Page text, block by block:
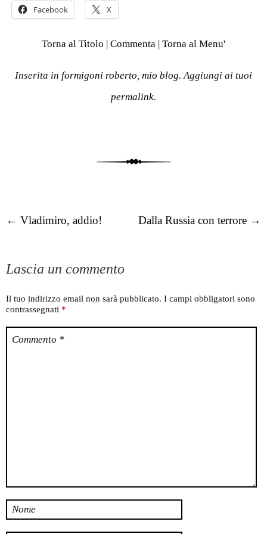
Facebook X
Torna al Titolo | Commenta | Torna al Menu'
Inserita in formigoni roberto, mio blog. Aggiungi ai tuoi
permalink.
Post navigation
← Vladimiro, addio! Dalla Russia con terrore →
Lascia un commento
Il tuo indirizzo email non sarà pubblicato. I campi obbligatori sono
contrassegnati *
Commento *
Nome